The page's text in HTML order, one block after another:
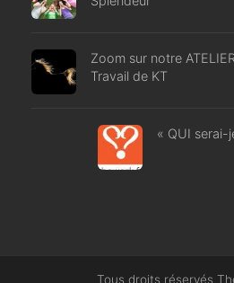
Zoom sur notre
Travail de KT
« QUI serai-
Tous droits réservés